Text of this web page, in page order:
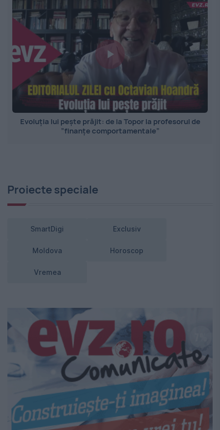
Evoluția lui pește prăjit: de la Topor la profesorul de
”finanțe comportamentale”
Proiecte speciale
SmartDigi Exclusiv
Moldova Horoscop
Vremea